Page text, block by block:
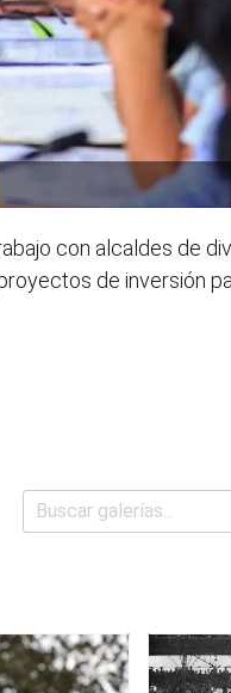
con alcaldes de
de inversión